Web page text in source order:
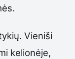
Vieniši
kelionėje,